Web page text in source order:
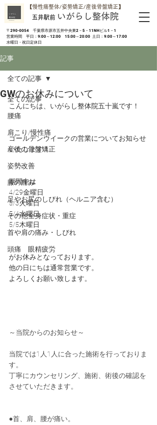
​【慢性痛整体/姿勢矯正/産後骨盤矯正】
五井駅前 いがらし整体院
​〒290-0054 千葉県市原市五井中央東2－5－11NHビル1－1
営業時間 平日：9:00～12:00 15:00～20:00 土日：9:00～17:00
​水曜日・祝日定休日
記事
全ての記事
腰痛
肩こり/慢性痛
産後の骨盤矯正
姿勢改善
膝の痛み
足やお尻のしびれ（ヘルニア含む）
その他全身症状・重症
首や肩の痛み・しびれ
頭痛 眼精疲労
全ての記事
GWのお休みについて
こんにちは、いがらし整体院五十嵐です！
ゴールデンウイークの営業についてお知らせ
いたします！
期間中は
4/29金曜日
5/3火曜日
5/4水曜日
5/5木曜日
がお休みとなっております。
他の日にちは通常営業です。
よろしくお願い致します。
～当院からのお知らせ～
当院では1人1人に合った施術を行っておりま
す。
丁寧にカウンセリング、施術、術後の確認を
させていただきます。
●首、肩、腰が痛い。